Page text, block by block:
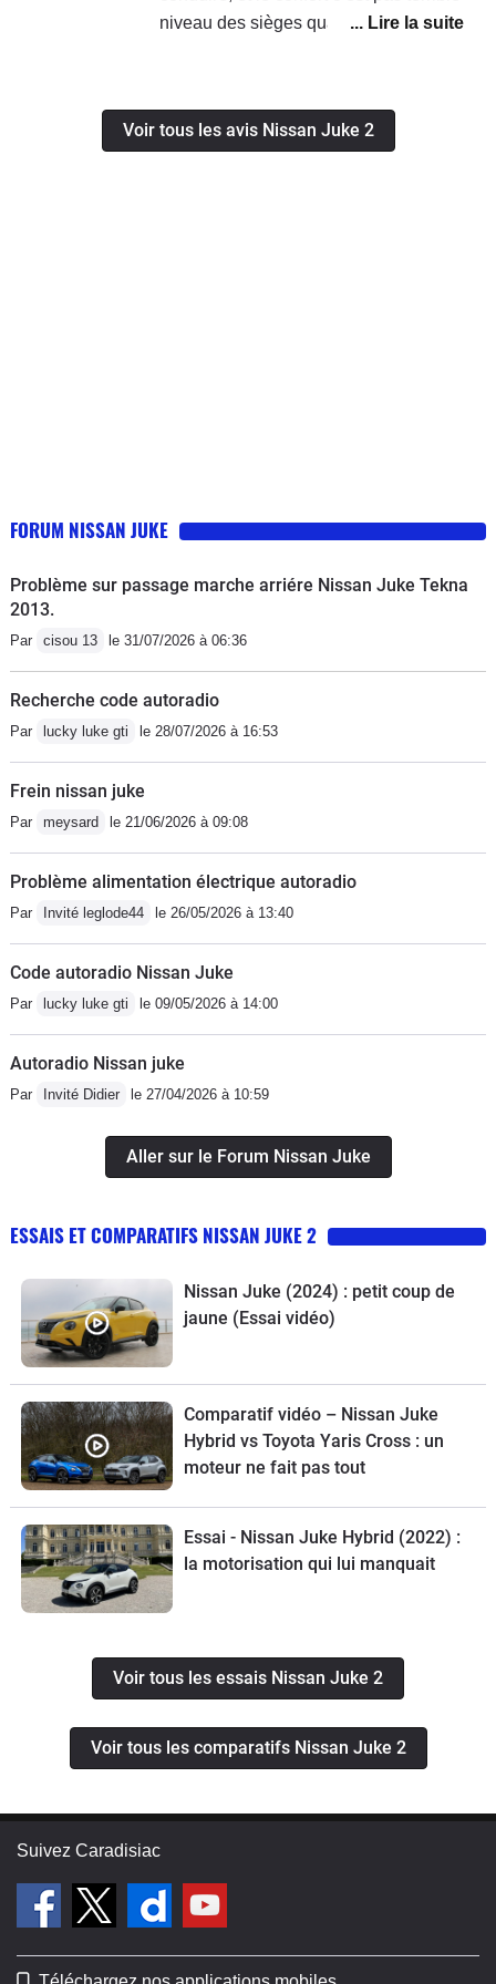
niveau des sièges quand on fait des
sa pousse bien j était étonné, y a
grand coffre pour un petit suv, et la
Voir tous les avis Nissan Juke 2
FORUM NISSAN JUKE
Problème sur passage marche arriére Nissan Juke Tekna
2013.
Par cisou 13 le 31/07/2026 à 06:36
Recherche code autoradio
Par lucky luke gti le 28/07/2026 à 16:53
Frein nissan juke
Par meysard le 21/06/2026 à 09:08
Problème alimentation électrique autoradio
Par Invité leglode44 le 26/05/2026 à 13:40
Code autoradio Nissan Juke
Par lucky luke gti le 09/05/2026 à 14:00
Autoradio Nissan juke
Par Invité Didier le 27/04/2026 à 10:59
Aller sur le Forum Nissan Juke
ESSAIS ET COMPARATIFS NISSAN JUKE 2
Nissan Juke (2024) : petit coup de
jaune (Essai vidéo)
Comparatif vidéo – Nissan Juke
Hybrid vs Toyota Yaris Cross : un
moteur ne fait pas tout
Essai - Nissan Juke Hybrid (2022) :
la motorisation qui lui manquait
Voir tous les essais Nissan Juke 2
Voir tous les comparatifs Nissan Juke 2
Suivez Caradisiac